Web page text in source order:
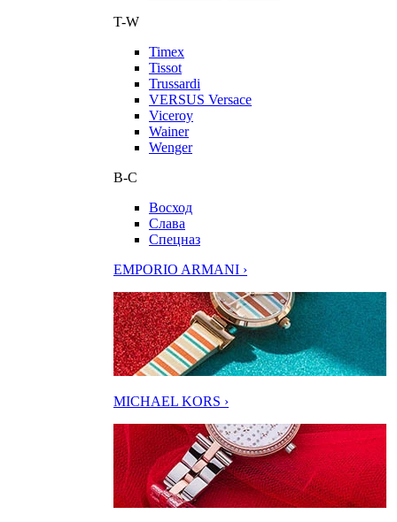
T-W
Timex
Tissot
Trussardi
VERSUS Versace
Viceroy
Wainer
Wenger
В-С
Восход
Слава
Спецназ
EMPORIO ARMANI ›
MICHAEL KORS ›